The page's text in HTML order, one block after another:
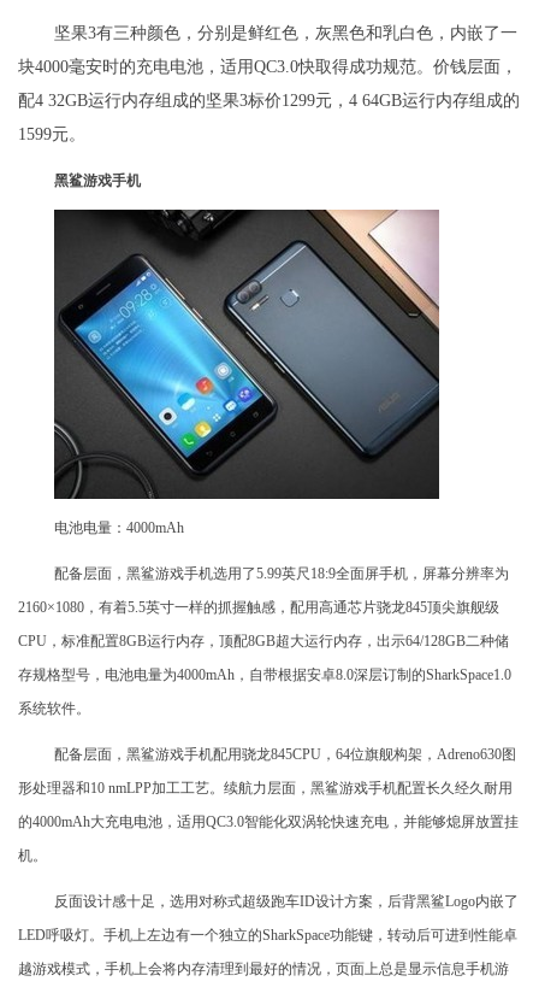
坚果3有三种颜色，分别是鲜红色，灰黑色和乳白色，内嵌了一
块4000毫安时的充电电池，适用QC3.0快取得成功规范。价钱层面，
配4 32GB运行内存组成的坚果3标价1299元，4 64GB运行内存组成的
1599元。
黑鲨游戏手机
电池电量：4000mAh
配备层面，黑鲨游戏手机选用了5.99英尺18:9全面屏手机，屏幕分辨率为
2160×1080，有着5.5英寸一样的抓握触感，配用高通芯片骁龙845顶尖旗舰级
CPU，标准配置8GB运行内存，顶配8GB超大运行内存，出示64/128GB二种储
存规格型号，电池电量为4000mAh，自带根据安卓8.0深层订制的SharkSpace1.0
系统软件。
配备层面，黑鲨游戏手机配用骁龙845CPU，64位旗舰构架，Adreno630图
形处理器和10 nmLPP加工工艺。续航力层面，黑鲨游戏手机配置长久经久耐用
的4000mAh大充电电池，适用QC3.0智能化双涡轮快速充电，并能够熄屏放置挂
机。
反面设计感十足，选用对称式超级跑车ID设计方案，后背黑鲨Logo内嵌了
LED呼吸灯。手机上左边有一个独立的SharkSpace功能键，转动后可进到性能卓
越游戏模式，手机上会将内存清理到最好的情况，页面上总是显示信息手机游